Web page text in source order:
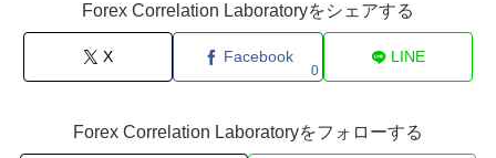
Forex Correlation Laboratoryをシェアする
X Facebook
0
LINE
Forex Correlation Laboratoryをフォローする